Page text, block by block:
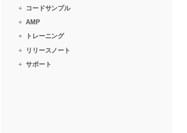
+ コードサンプル
+ AMP
+ トレーニング
+ リリースノート
+ サポート